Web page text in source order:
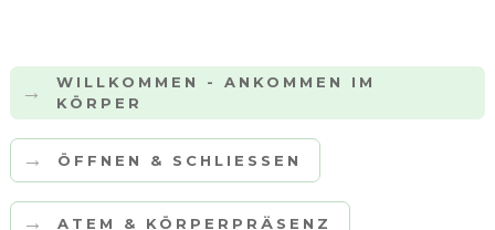
→
WILLKOMMEN - ANKOMMEN IM
KÖRPER
→ ÖFFNEN & SCHLIESSEN
→ ATEM & KÖRPERPRÄSENZ